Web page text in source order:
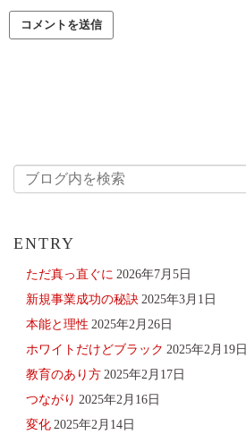
ENTRY
ただ真っ直ぐに 2026年7月5日
新規事業成功の秘訣 2025年3月1日
本能と理性 2025年2月26日
ホワイトだけどブラック 2025年2月19日
教育のあり方 2025年2月17日
つながり 2025年2月16日
変化 2025年2月14日